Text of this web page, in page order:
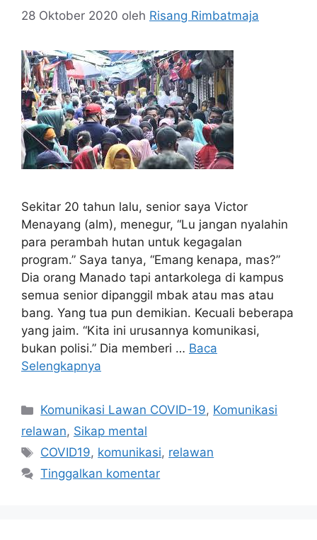
28 Oktober 2020 oleh Risang Rimbatmaja
Sekitar 20 tahun lalu, senior saya Victor
Menayang (alm), menegur, “Lu jangan nyalahin
para perambah hutan untuk kegagalan
program.” Saya tanya, “Emang kenapa, mas?”
Dia orang Manado tapi antarkolega di kampus
semua senior dipanggil mbak atau mas atau
bang. Yang tua pun demikian. Kecuali beberapa
yang jaim. “Kita ini urusannya komunikasi,
bukan polisi.” Dia memberi … Baca
Selengkapnya
Kategori
Komunikasi Lawan COVID-19, Komunikasi
relawan, Sikap mental
Tag
COVID19, komunikasi, relawan
Tinggalkan komentar